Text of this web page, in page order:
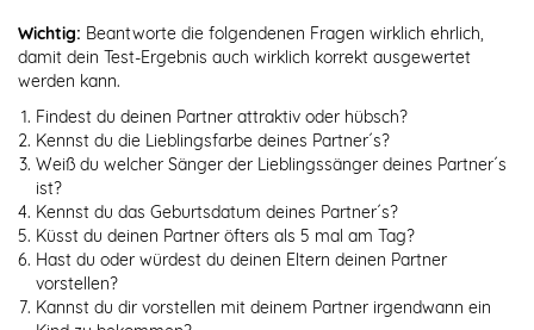
Wichtig: Beantworte die folgendenen Fragen wirklich ehrlich,
damit dein Test-Ergebnis auch wirklich korrekt ausgewertet
werden kann.
Findest du deinen Partner attraktiv oder hübsch?
Kennst du die Lieblingsfarbe deines Partner´s?
Weiß du welcher Sänger der Lieblingssänger deines Partner´s
ist?
Kennst du das Geburtsdatum deines Partner´s?
Küsst du deinen Partner öfters als 5 mal am Tag?
Hast du oder würdest du deinen Eltern deinen Partner
vorstellen?
Kannst du dir vorstellen mit deinem Partner irgendwann ein